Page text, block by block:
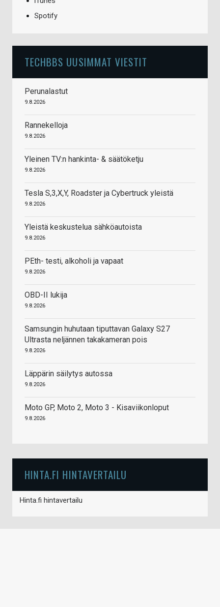
Spotify
TECHBBS UUSIMMAT VIESTIT
Perunalastut
9.8.2026
Rannekelloja
9.8.2026
Yleinen TV:n hankinta- & säätöketju
9.8.2026
Tesla S,3,X,Y, Roadster ja Cybertruck yleistä
9.8.2026
Yleistä keskustelua sähköautoista
9.8.2026
PEth- testi, alkoholi ja vapaat
9.8.2026
OBD-II lukija
9.8.2026
Samsungin huhutaan tiputtavan Galaxy S27
Ultrasta neljännen takakameran pois
9.8.2026
Läppärin säilytys autossa
9.8.2026
Moto GP, Moto 2, Moto 3 - Kisaviikonloput
9.8.2026
HINTA.FI HINTAVERTAILU
Hinta.fi hintavertailu